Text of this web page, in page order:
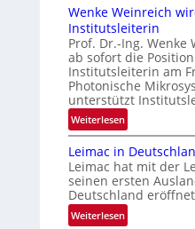
n
C
h
i
n
i
A
u
f
t
a
g
s
e
e
n
f
ü
r
d
i
e
C
M
O
S
S
n
g
l
o
r
S
e
n
s
o
r
i
c
Wenke Weinreich
Institutsleiterin
Prof. Dr.-Ing.
ab sofort die
Institutsleiterin am
Photonische
unterstützt
Weiterlesen:
W
e
n
k
e
W
Leimac in
Leimac hat mit der
seinen ersten
Deutschland
Weiterlesen: